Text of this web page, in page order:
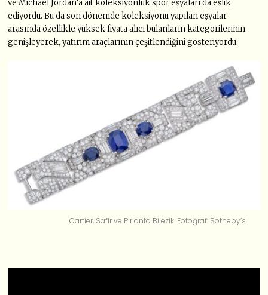
ve Michael Jordan’a ait koleksiyonluk spor eşyaları da eşlik
ediyordu. Bu da son dönemde koleksiyonu yapılan eşyalar
arasında özellikle yüksek fiyata alıcı bulanların kategorilerinin
genişleyerek, yatırım araçlarının çeşitlendiğini gösteriyordu.
Cartier, Safir ve Pırlanta Bilezik. Fotoğraf: Sotheby’s.